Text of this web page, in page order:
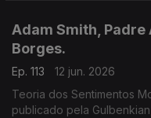
Adam Smith,
Borges.
Ep. 113
12 jun. 2026
Teoria dos Sentimentos
publicado pela